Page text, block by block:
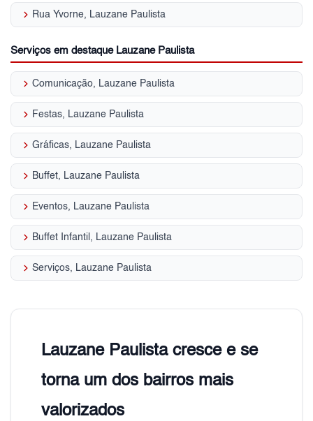
keyboard_arrow_right Rua Yvorne, Lauzane Paulista
Serviços em destaque Lauzane Paulista
keyboard_arrow_right Comunicação, Lauzane Paulista
keyboard_arrow_right Festas, Lauzane Paulista
keyboard_arrow_right Gráficas, Lauzane Paulista
keyboard_arrow_right Buffet, Lauzane Paulista
keyboard_arrow_right Eventos, Lauzane Paulista
keyboard_arrow_right Buffet Infantil, Lauzane Paulista
keyboard_arrow_right Serviços, Lauzane Paulista
Lauzane Paulista cresce e se
torna um dos bairros mais
valorizados